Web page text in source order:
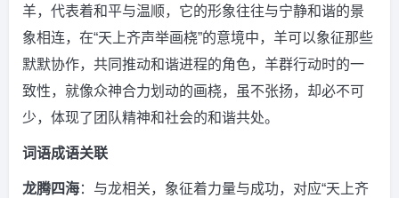
羊，代表着和平与温顺，它的形象往往与宁静和谐的景
象相连，在“天上齐声举画桡”的意境中，羊可以象征那些
默默协作，共同推动和谐进程的角色，羊群行动时的一
致性，就像众神合力划动的画桡，虽不张扬，却必不可
少，体现了团队精神和社会的和谐共处。
词语成语关联
龙腾四海：与龙相关，象征着力量与成功，对应“天上齐